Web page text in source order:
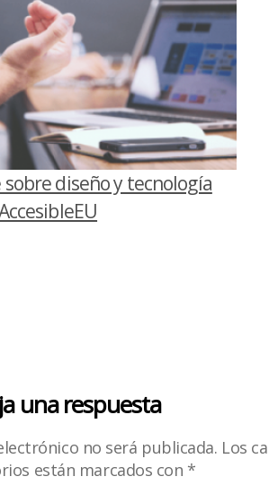
diseño y tecnología
una respuesta
no será publicada. Los
están marcados con *